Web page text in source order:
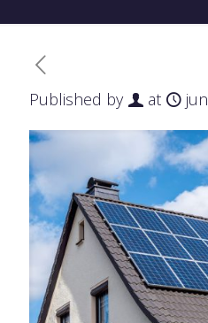
Published by at